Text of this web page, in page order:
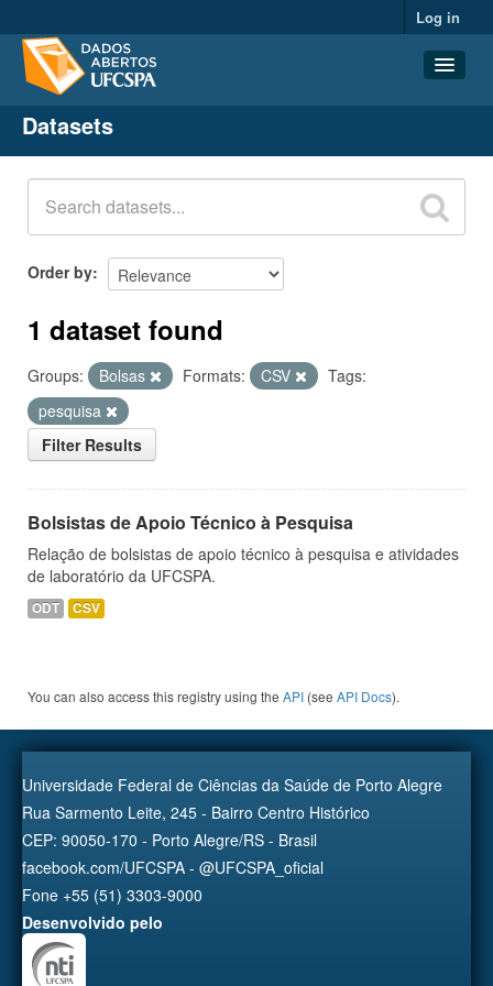
Log in
Datasets
Organizations
Groups
About
Datasets
Order by
1 dataset found
Groups: Bolsas Formats: CSV
Tags:
pesquisa
Filter Results
Bolsistas de Apoio Técnico à Pesquisa
Relação de bolsistas de apoio técnico à pesquisa e atividades
de laboratório da UFCSPA.
ODT CSV
You can also access this registry using the API (see API Docs).
Universidade Federal de Ciências da Saúde de Porto Alegre
Rua Sarmento Leite, 245 - Bairro Centro Histórico
CEP: 90050-170 - Porto Alegre/RS - Brasil
facebook.com/UFCSPA - @UFCSPA_oficial
Fone +55 (51) 3303-9000
Desenvolvido pelo